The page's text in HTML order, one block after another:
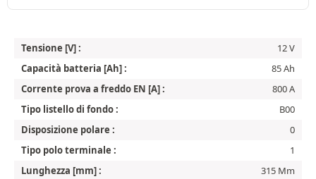
Tensione [V] :
12 V
Capacità batteria [Ah] :
85 Ah
Corrente prova a freddo EN [A] :
800 A
Tipo listello di fondo :
B00
Disposizione polare :
0
Tipo polo terminale :
1
Lunghezza [mm] :
315 Mm